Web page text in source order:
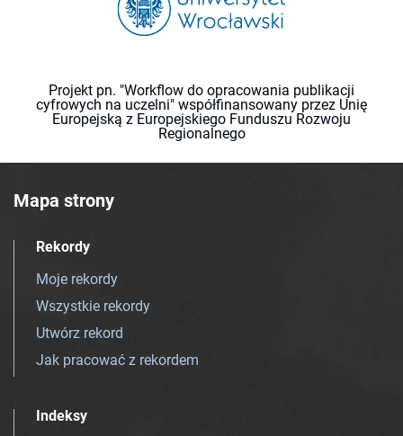
Projekt pn. "Workflow do opracowania publikacji
cyfrowych na uczelni" współfinansowany przez Unię
Europejską z Europejskiego Funduszu Rozwoju
Regionalnego
Mapa strony
Rekordy
Moje rekordy
Wszystkie rekordy
Utwórz rekord
Jak pracować z rekordem
Indeksy